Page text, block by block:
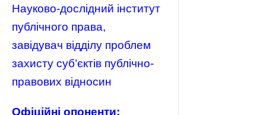
Науково-дослідний інститут
публічного права,
завідувач відділу проблем
захисту суб’єктів публічно-
правових відносин
Офіційні опоненти: